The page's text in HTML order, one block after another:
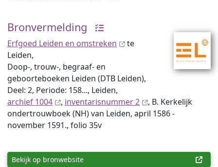
Bronvermelding
Erfgoed Leiden en omstreken
te
Leiden,
Doop-, trouw-, begraaf- en
geboorteboeken Leiden (DTB Leiden),
Deel: 2, Periode: 158..., Leiden,
archief 1004
, inventaris­num­mer 2
, B. Kerkelijk
ondertrouwboek (NH) van Leiden, april 1586 -
november 1591., folio 35v
Bekijk op bronwebsite